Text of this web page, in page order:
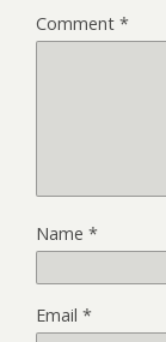
Comment *
Name *
Email *